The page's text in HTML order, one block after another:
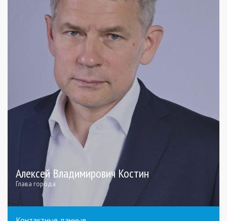
Алексей Владимирович Костин
Глава города